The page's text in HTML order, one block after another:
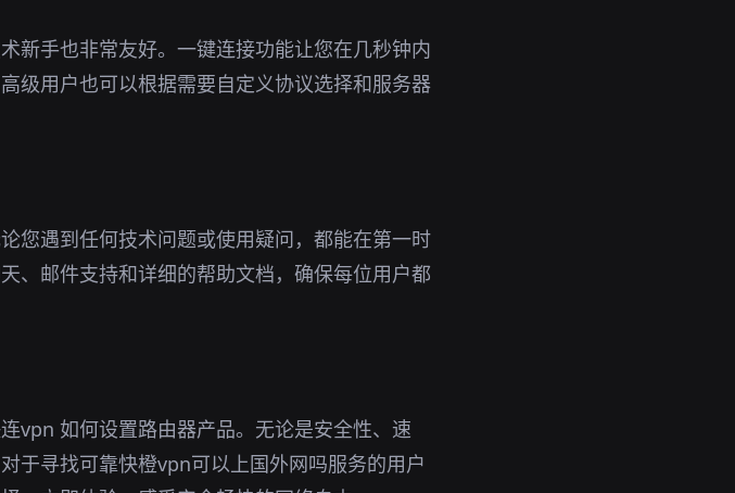
新手也非常友好。一键连接功能让您在几秒钟内
级用户也可以根据需要自定义协议选择和服务器
您遇到任何技术问题或使用疑问，都能在第一时
、邮件支持和详细的帮助文档，确保每位用户都
vpn 如何设置路由器产品。无论是安全性、速
于寻找可靠快橙vpn可以上国外网吗服务的用户